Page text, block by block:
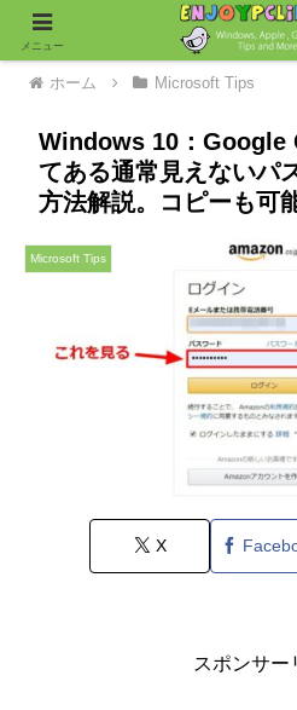
ホーム Microsoft Tips
Windows 10：Google
てある通常見えないパ
方法解説。コピーも可
Microsoft Tips
X
スポンサー
メニュー